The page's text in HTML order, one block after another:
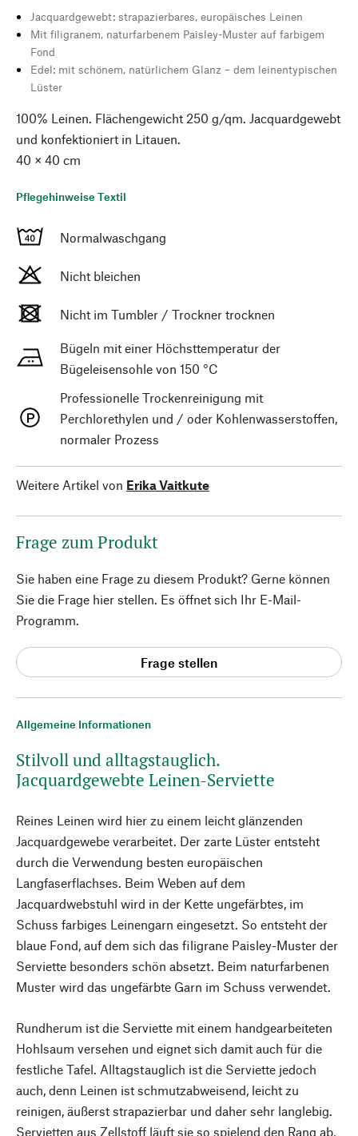
Allgemeine Informationen
Stilvoll und alltagstauglich.
Jacquardgewebte Leinen-Serviette
Reines Leinen wird hier zu einem leicht glänzenden
Jacquardgewebe verarbeitet. Der zarte Lüster entsteht
durch die Verwendung besten europäischen
Langfaserflachses. Beim Weben auf dem
Jacquardwebstuhl wird in der Kette ungefärbtes, im
Schuss farbiges Leinengarn eingesetzt. So entsteht der
blaue Fond, auf dem sich das filigrane Paisley-Muster der
Serviette besonders schön absetzt. Beim naturfarbenen
Muster wird das ungefärbte Garn im Schuss verwendet.
Rundherum ist die Serviette mit einem handgearbeiteten
Hohlsaum versehen und eignet sich damit auch für die
festliche Tafel. Alltagstauglich ist die Serviette jedoch
auch, denn Leinen ist schmutzabweisend, leicht zu
reinigen, äußerst strapazierbar und daher sehr langlebig.
Servietten aus Zellstoff läuft sie so spielend den Rang ab,
Jacquardgewebt: strapazierbares, europäisches Leinen
Mit filigranem, naturfarbenem Paisley-Muster auf farbigem
Fond
Edel: mit schönem, natürlichem Glanz – dem leinentypischen
Lüster
100% Leinen. Flächengewicht 250 g/qm. Jacquardgewebt
und konfektioniert in Litauen.
40 × 40 cm
Pflegehinweise Textil
Normalwaschgang
Nicht bleichen
Nicht im Tumbler / Trockner trocknen
Bügeln mit einer Höchsttemperatur der
Bügeleisensohle von 150 °C
Professionelle Trockenreinigung mit
Perchlorethylen und / oder Kohlenwasserstoffen,
normaler Prozess
Weitere Artikel von Erika Vaitkute
Frage zum Produkt
Sie haben eine Frage zu diesem Produkt? Gerne können
Sie die Frage hier stellen. Es öffnet sich Ihr E-Mail-
Programm.
Frage stellen